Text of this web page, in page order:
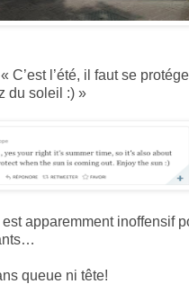
C’est l’été, il faut se
du soleil :) »
apparemment inoffensif
queue ni tête!